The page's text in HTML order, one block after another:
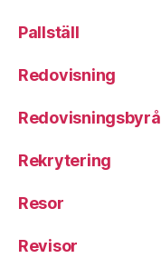
Pallställ
Redovisning
Redovisningsbyrå
Rekrytering
Resor
Revisor